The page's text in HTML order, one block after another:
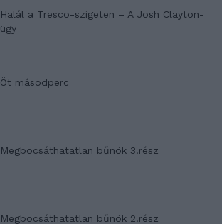
Halál a Tresco-szigeten – A Josh Clayton-
ügy
Öt másodperc
Megbocsáthatatlan bűnök 3.rész
Megbocsáthatatlan bűnök 2.rész